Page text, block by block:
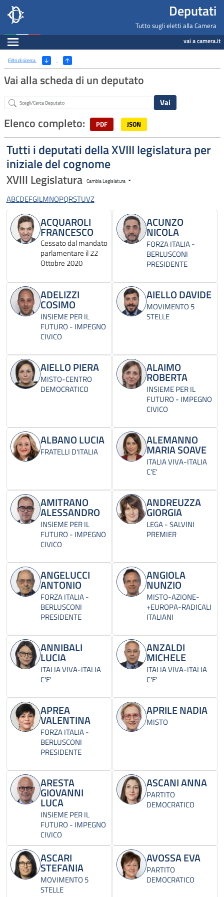
Deputati, Camera dei Deputati -
Salta al contenuto principale
Salta al menu di navigazione Deputati
Tutto sugli eletti alla Camera
Espandi vai a camera.it
Ricerca
Filtri di ricerca (Apri/Chiudi filtri)
Vai alla scheda di un deputato
Abstract
Elenco completo: PDF JSON
Tutti i deputati della XVIII legislatura per
iniziale del cognome
XVIII Legislatura Cambia Legislatura
ABCDEFGILMNOPQRSTUVZ
ACQUAROLI
FRANCESCO
Cessato dal mandato
parlamentare il 22
Ottobre 2020
ACUNZO
NICOLA
FORZA ITALIA -
BERLUSCONI
PRESIDENTE
ADELIZZI
COSIMO
INSIEME PER IL
FUTURO - IMPEGNO
CIVICO
AIELLO DAVIDE
MOVIMENTO 5
STELLE
AIELLO PIERA
MISTO-CENTRO
DEMOCRATICO
ALAIMO
ROBERTA
INSIEME PER IL
FUTURO - IMPEGNO
CIVICO
ALBANO LUCIA
FRATELLI D'ITALIA
ALEMANNO
MARIA SOAVE
ITALIA VIVA-ITALIA
C'E'
AMITRANO
ALESSANDRO
INSIEME PER IL
FUTURO - IMPEGNO
CIVICO
ANDREUZZA
GIORGIA
LEGA - SALVINI
PREMIER
ANGELUCCI
ANTONIO
FORZA ITALIA -
BERLUSCONI
PRESIDENTE
ANGIOLA
NUNZIO
MISTO-AZIONE-
+EUROPA-RADICALI
ITALIANI
ANNIBALI
LUCIA
ITALIA VIVA-ITALIA
C'E'
ANZALDI
MICHELE
ITALIA VIVA-ITALIA
C'E'
APREA
VALENTINA
FORZA ITALIA -
BERLUSCONI
PRESIDENTE
APRILE NADIA
MISTO
ARESTA
GIOVANNI
LUCA
INSIEME PER IL
FUTURO - IMPEGNO
CIVICO
ASCANI ANNA
PARTITO
DEMOCRATICO
ASCARI
STEFANIA
MOVIMENTO 5
STELLE
AVOSSA EVA
PARTITO
DEMOCRATICO
Navigazione pagine di servizio
Fine pagina
Salta al contenuto principale
Salta al menu di navigazione
Vai a inizio pagina